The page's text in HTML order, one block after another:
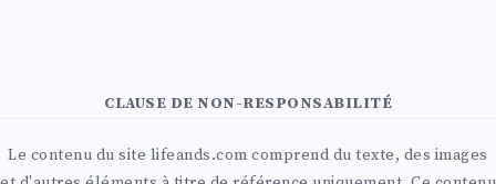
CLAUSE DE NON-RESPONSABILITÉ
Le contenu du site lifeands.com comprend du texte, des images